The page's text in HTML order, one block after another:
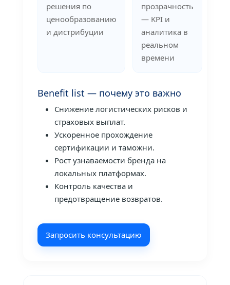
решения по
ценообразованию
и дистрибуции
прозрачность
— KPI и
аналитика в
реальном
времени
Benefit list — почему это важно
Снижение логистических рисков и
страховых выплат.
Ускоренное прохождение
сертификации и таможни.
Рост узнаваемости бренда на
локальных платформах.
Контроль качества и
предотвращение возвратов.
Запросить консультацию